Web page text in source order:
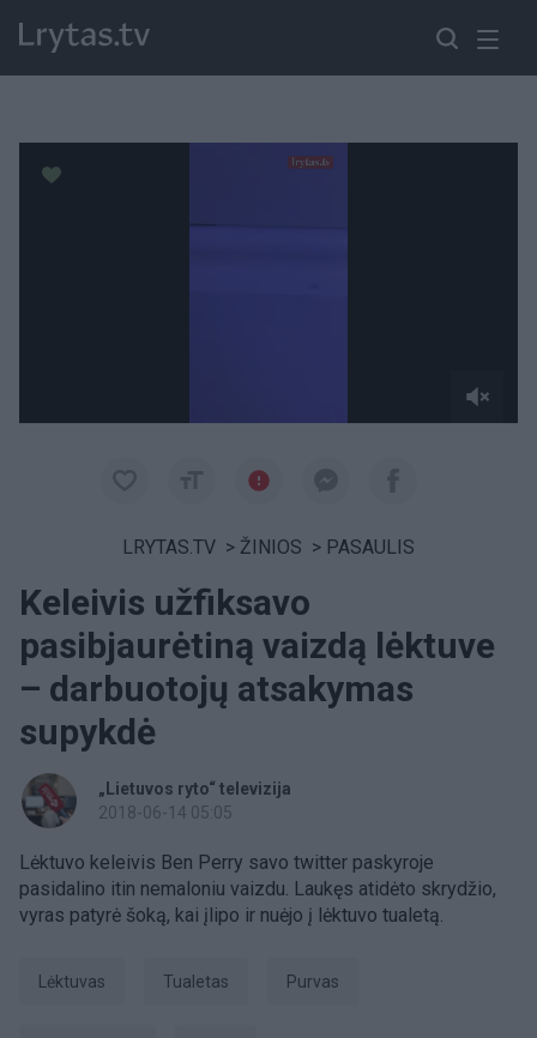
LRYTAS.TV > ŽINIOS > PASAULIS
Keleivis užfiksavo
pasibjaurėtiną vaizdą lėktuve
– darbuotojų atsakymas
supykdė
„Lietuvos ryto“ televizija
2018-06-14 05:05
Lėktuvo keleivis Ben Perry savo twitter paskyroje
pasidalino itin nemaloniu vaizdu. Laukęs atidėto skrydžio,
vyras patyrė šoką, kai įlipo ir nuėjo į lėktuvo tualetą.
Lėktuvas tualetas purvas